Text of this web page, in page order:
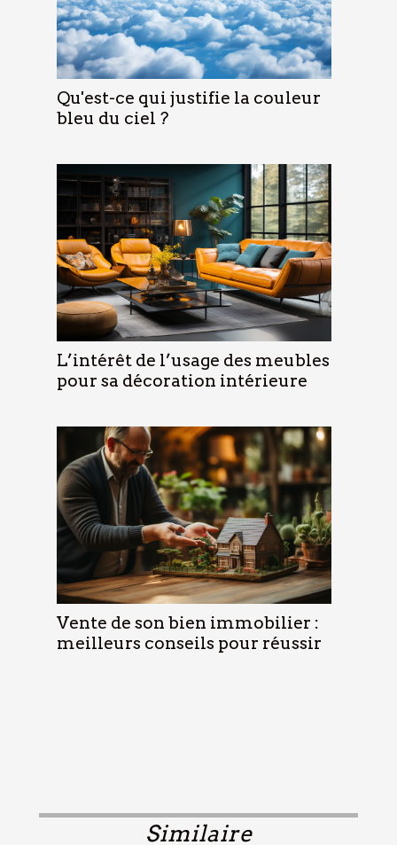
Qu'est-ce qui justifie la couleur
bleu du ciel ?
L’intérêt de l’usage des meubles
pour sa décoration intérieure
Vente de son bien immobilier :
meilleurs conseils pour réussir
Similaire